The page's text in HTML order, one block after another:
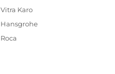
Vitra Karo
Hansgrohe
Roca